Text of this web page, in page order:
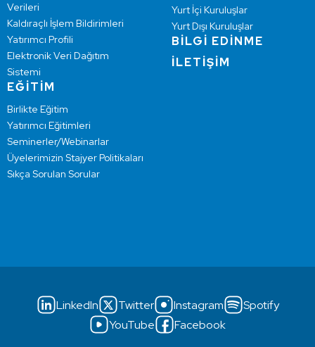
Verileri
Kaldıraçlı İşlem Bildirimleri
Yatırımcı Profili
Elektronik Veri Dağıtım
Sistemi
EĞİTİM
Birlikte Eğitim
Yatırımcı Eğitimleri
Seminerler/Webinarlar
Üyelerimizin Stajyer Politikaları
Sıkça Sorulan Sorular
Yurt İçi Kuruluşlar
Yurt Dışı Kuruluşlar
BİLGİ EDİNME
İLETİŞİM
LinkedIn Twitter Instagram
Spotify
YouTube
Facebook